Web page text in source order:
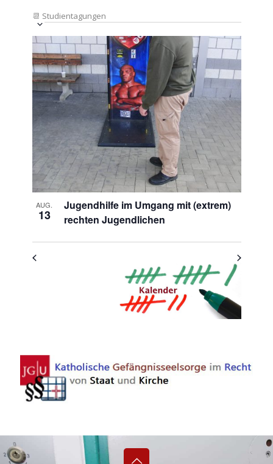
📆 Studientagungen
Ansichten-
Navigation
Veranstaltung
Ansichten-
Navigation
Datum
auswählen.
List
of
Veranstaltungen
in
Photo
View
AUG.
13
Jugendhilfe im Umgang mit (extrem)
rechten Jugendlichen